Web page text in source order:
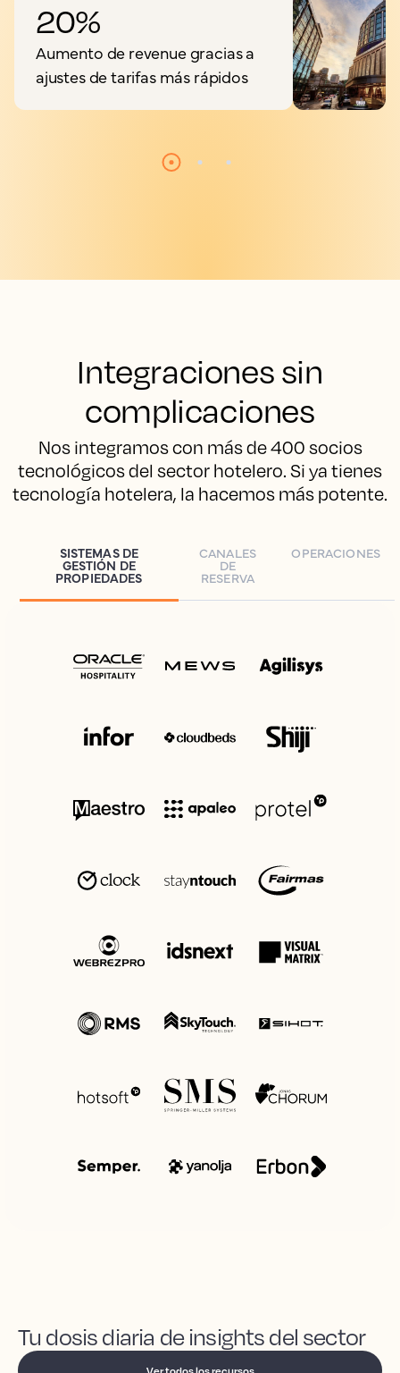
20%
Aumento de revenue gracias a
ajustes de tarifas más rápidos
Integraciones sin
complicaciones
Nos integramos con más de 400 socios
tecnológicos del sector hotelero. Si ya tienes
tecnología hotelera, la hacemos más potente.
SISTEMAS DE
GESTIÓN DE
PROPIEDADES
CANALES
DE
RESERVA
OPERACIONES
Tu dosis diaria de insights del sector